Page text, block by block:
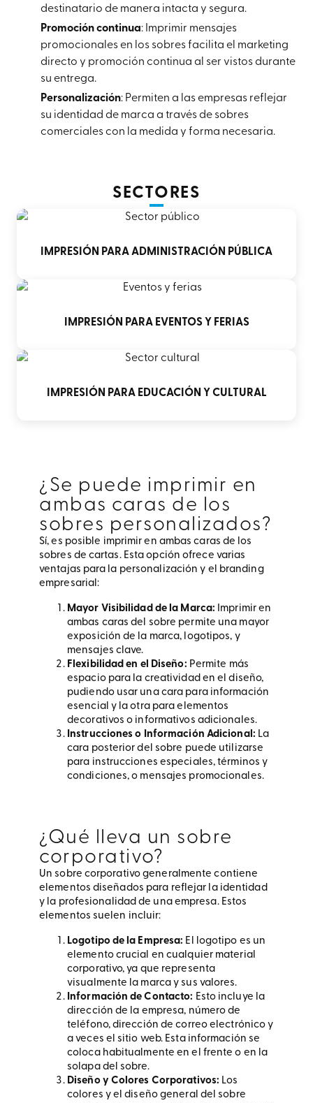
destinatario de manera intacta y segura.
Promoción continua: Imprimir mensajes
promocionales en los sobres facilita el marketing
directo y promoción continua al ser vistos durante
su entrega.
Personalización: Permiten a las empresas reflejar
su identidad de marca a través de sobres
comerciales con la medida y forma necesaria.
SECTORES
IMPRESIÓN PARA ADMINISTRACIÓN PÚBLICA
IMPRESIÓN PARA EVENTOS Y FERIAS
IMPRESIÓN PARA EDUCACIÓN Y CULTURAL
¿Se puede imprimir en
ambas caras de los
sobres personalizados?
Sí, es posible imprimir en ambas caras de los
sobres de cartas. Esta opción ofrece varias
ventajas para la personalización y el branding
empresarial:
Mayor Visibilidad de la Marca: Imprimir en
ambas caras del sobre permite una mayor
exposición de la marca, logotipos, y
mensajes clave.
Flexibilidad en el Diseño: Permite más
espacio para la creatividad en el diseño,
pudiendo usar una cara para información
esencial y la otra para elementos
decorativos o informativos adicionales.
Instrucciones o Información Adicional: La
cara posterior del sobre puede utilizarse
para instrucciones especiales, términos y
condiciones, o mensajes promocionales.
¿Qué lleva un sobre
corporativo?
Un sobre corporativo generalmente contiene
elementos diseñados para reflejar la identidad
y la profesionalidad de una empresa. Estos
elementos suelen incluir:
Logotipo de la Empresa: El logotipo es un
elemento crucial en cualquier material
corporativo, ya que representa
visualmente la marca y sus valores.
Información de Contacto: Esto incluye la
dirección de la empresa, número de
teléfono, dirección de correo electrónico y
a veces el sitio web. Esta información se
coloca habitualmente en el frente o en la
solapa del sobre.
Diseño y Colores Corporativos: Los
colores y el diseño general del sobre